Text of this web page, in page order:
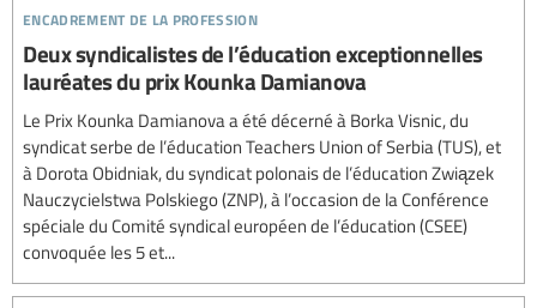
encadrement de la profession
Deux syndicalistes de l’éducation exceptionnelles
lauréates du prix Kounka Damianova
Le Prix Kounka Damianova a été décerné à Borka Visnic, du
syndicat serbe de l’éducation Teachers Union of Serbia (TUS), et
à Dorota Obidniak, du syndicat polonais de l’éducation Związek
Nauczycielstwa Polskiego (ZNP), à l’occasion de la Conférence
spéciale du Comité syndical européen de l’éducation (CSEE)
convoquée les 5 et...